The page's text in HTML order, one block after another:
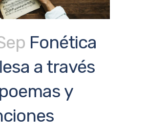
Fonética
a través
y